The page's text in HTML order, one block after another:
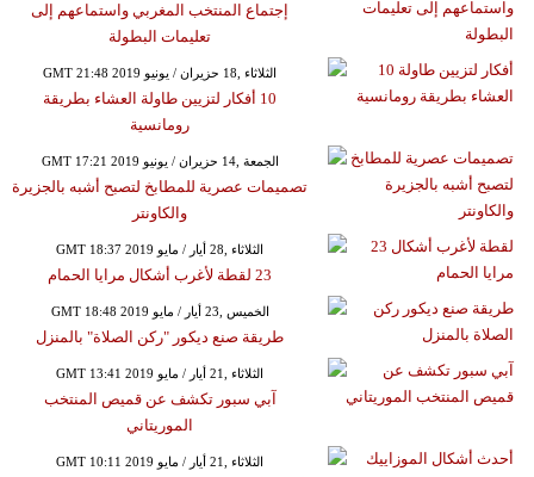
إجتماع المنتخب المغربي واستماعهم إلى
تعليمات البطولة
GMT 21:48 2019 الثلاثاء ,18 حزيران / يونيو
10 أفكار لتزيين طاولة العشاء بطريقة
رومانسية
GMT 17:21 2019 الجمعة ,14 حزيران / يونيو
تصميمات عصرية للمطابخ لتصبح أشبه بالجزيرة
والكاونتر
GMT 18:37 2019 الثلاثاء ,28 أيار / مايو
23 لقطة لأغرب أشكال مرايا الحمام
GMT 18:48 2019 الخميس ,23 أيار / مايو
طريقة صنع ديكور "ركن الصلاة" بالمنزل
GMT 13:41 2019 الثلاثاء ,21 أيار / مايو
آبي سبور تكشف عن قميص المنتخب
الموريتاني
GMT 10:11 2019 الثلاثاء ,21 أيار / مايو